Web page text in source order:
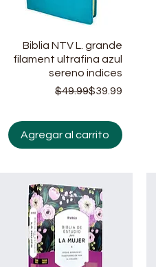
Vista rápida
Biblia NTV L. grande
filament ultrafina azul
sereno indices
Precio
$49.99 Precio
$39.99
Agregar al carrito